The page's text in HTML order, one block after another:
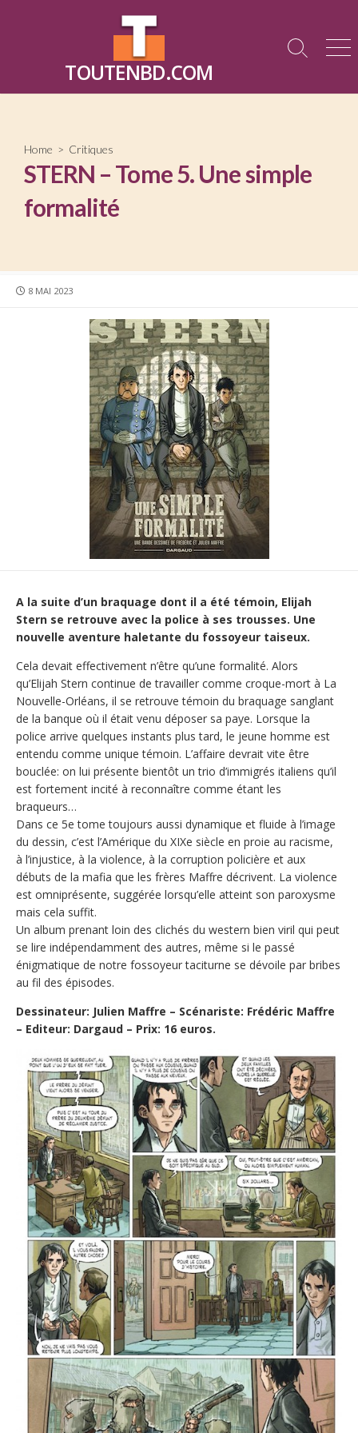
TOUTENBD.COM
Search
Home > Critiques
STERN – Tome 5. Une simple
formalité
PUBLISHED
8 MAI 2023
A la suite d’un braquage dont il a été témoin, Elijah
Stern se retrouve avec la police à ses trousses. Une
nouvelle aventure haletante du fossoyeur taiseux.
Cela devait effectivement n’être qu’une formalité. Alors
qu’Elijah Stern continue de travailler comme croque-mort à La
Nouvelle-Orléans, il se retrouve témoin du braquage sanglant
de la banque où il était venu déposer sa paye. Lorsque la
police arrive quelques instants plus tard, le jeune homme est
entendu comme unique témoin. L’affaire devrait vite être
bouclée: on lui présente bientôt un trio d’immigrés italiens qu’il
est fortement incité à reconnaître comme étant les
braqueurs…
Dans ce 5e tome toujours aussi dynamique et fluide à l’image
du dessin, c’est l’Amérique du XIXe siècle en proie au racisme,
à l’injustice, à la violence, à la corruption policière et aux
débuts de la mafia que les frères Maffre décrivent. La violence
est omniprésente, suggérée lorsqu’elle atteint son paroxysme
mais cela suffit.
Un album prenant loin des clichés du western bien viril qui peut
se lire indépendamment des autres, même si le passé
énigmatique de notre fossoyeur taciturne se dévoile par bribes
au fil des épisodes.
Dessinateur: Julien Maffre – Scénariste: Frédéric Maffre
– Editeur: Dargaud – Prix: 16 euros.